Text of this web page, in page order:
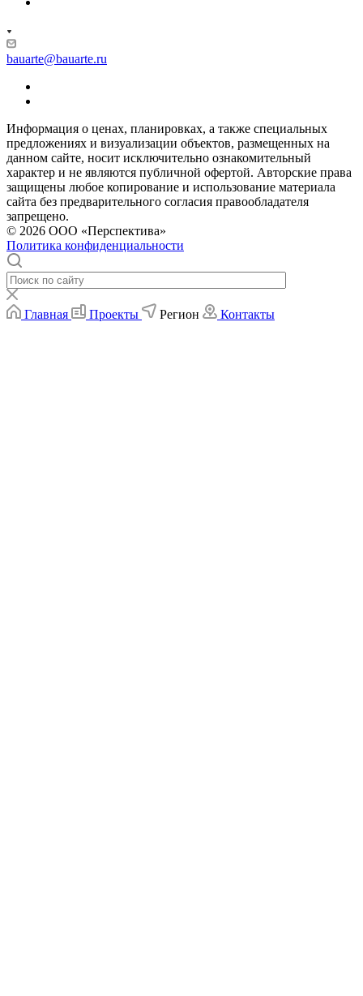
bauarte@bauarte.ru
Информация о ценах, планировках, а также специальных
предложениях и визуализации объектов, размещенных на
данном сайте, носит исключительно ознакомительный
характер и не являются публичной офертой. Авторские права
защищены любое копирование и использование материала
сайта без предварительного согласия правообладателя
запрещено.
© 2026 ООО «Перспектива»
Политика конфиденциальности
Главная Проекты Регион Контакты